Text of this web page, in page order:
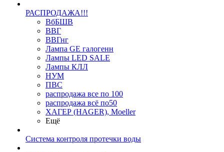
РАСПРОДАЖА!!!
ВбБШВ
ВВГ
ВВГнг
Лампа GE галогенн
Лампы LED SALE
Лампы КЛЛ
НУМ
ПВС
распродажа все по 100
распродажа всё по50
ХАГЕР (HAGER), Moeller
Ещё
Система контроля протечки воды